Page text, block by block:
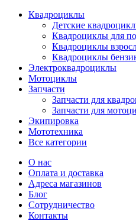
Квадроциклы
Детские
Квадроциклы для
Квадроциклы
Квадроциклы
Электроквадроциклы
Мотоциклы
Запчасти
Запчасти для
Запчасти для
Экипировка
Мототехника
Все категории
О нас
Оплата и доставка
Адреса магазинов
Блог
Сотрудничество
Контакты